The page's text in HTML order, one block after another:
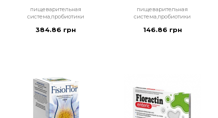
пищеварительная
система,пробиотики
384.86 грн
пищеварительная
система,пробиотики
146.86 грн